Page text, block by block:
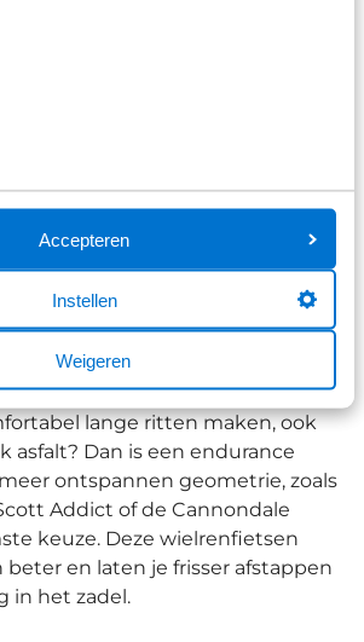
Accepteren
Instellen
Weigeren
past het beste bij
we dat de keuze voor een
persoonlijk is. Het hangt
je met de sport wilt bereiken.
lange ritten maken, ook
asfalt? Dan is een endurance
ontspannen geometrie, zoals
Addict of de Cannondale
keuze. Deze wielrenfietsen
en laten je frisser afstappen
in het zadel.